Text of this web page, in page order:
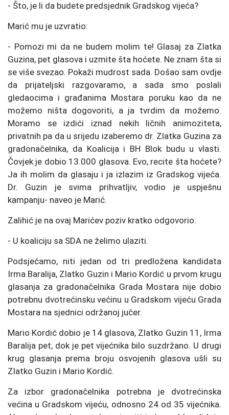
- Što, je li da budete predsjednik Gradskog vijeća?
Marić mu je uzvratio:
- Pomozi mi da ne budem molim te! Glasaj za Zlatka
Guzina, pet glasova i uzmite šta hoćete. Ne znam šta si
se više svezao. Pokaži mudrost sada. Došao sam ovdje
da prijateljski razgovaramo, a sada smo poslali
gledaocima i građanima Mostara poruku kao da ne
možemo ništa dogovoriti, a ja tvrdim da možemo.
Moramo se izdići iznad nekih ličnih animoziteta,
privatnih pa da u srijedu izaberemo dr. Zlatka Guzina za
gradonačelnika, da Koalicija i BH Blok budu u vlasti.
Čovjek je dobio 13.000 glasova. Evo, recite šta hoćete?
Ja ih molim da glasaju i ja izlazim iz Gradskog vijeća.
Dr. Guzin je svima prihvatljiv, vodio je uspješnu
kampanju- naveo je Marić.
Zalihić je na ovaj Marićev poziv kratko odgovorio:
- U koaliciju sa SDA ne želimo ulaziti.
Podsjećamo, niti jedan od tri predložena kandidata
Irma Baralija, Zlatko Guzin i Mario Kordić u prvom krugu
glasanja za gradonačelnika Grada Mostara nije dobio
potrebnu dvotrećinsku većinu u Gradskom vijeću Grada
Mostara na sjednici održanoj jučer.
Mario Kordić dobio je 14 glasova, Zlatko Guzin 11, Irma
Baralija pet, dok je pet vijećnika bilo suzdržano. U drugi
krug glasanja prema broju osvojenih glasova ušli su
Zlatko Guzin i Mario Kordić.
Za izbor gradonačelnika potrebna je dvotrećinska
većina u Gradskom vijeću, odnosno 24 od 35 vijećnika.